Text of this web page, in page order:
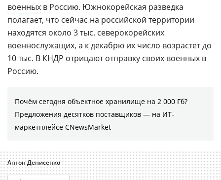
военных в Россию. Южнокорейская разведка
полагает, что сейчас на российской территории
находятся около 3 тыс. северокорейских
военнослужащих, а к декабрю их число возрастет до
10 тыс. В КНДР отрицают отправку своих военных в
Россию.
Почём сегодня объектное хранилище на 2 000 Гб?
Предложения десятков поставщиков ― на ИТ-
маркетплейсе CNewsMarket
Антон Денисенко